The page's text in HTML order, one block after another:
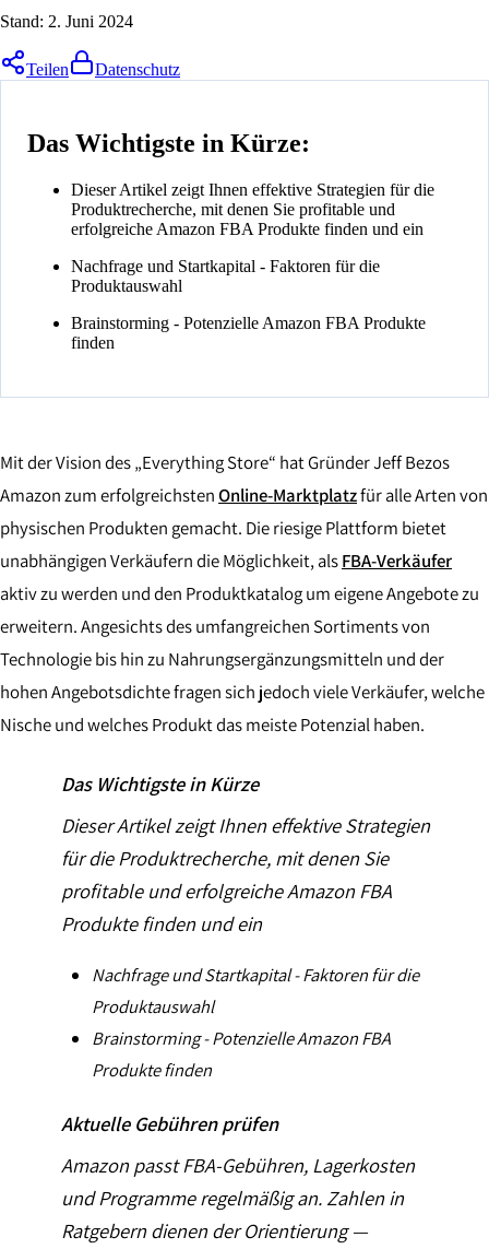
Stand: 2. Juni 2024
Teilen Datenschutz
Das Wichtigste in Kürze:
Dieser Artikel zeigt Ihnen effektive Strategien für die
Produktrecherche, mit denen Sie profitable und
erfolgreiche Amazon FBA Produkte finden und ein
Nachfrage und Startkapital - Faktoren für die
Produktauswahl
Brainstorming - Potenzielle Amazon FBA Produkte
finden
Mit der Vision des „Everything Store“ hat Gründer Jeff Bezos
Amazon zum erfolgreichstenOnline-Marktplatzfür alle Arten von
physischen Produkten gemacht. Die riesige Plattform bietet
unabhängigen Verkäufern die Möglichkeit, alsFBA-Verkäufer
aktiv zu werden und den Produktkatalog um eigene Angebote zu
erweitern. Angesichts des umfangreichen Sortiments von
Technologie bis hin zu Nahrungsergänzungsmitteln und der
hohen Angebotsdichte fragen sich jedoch viele Verkäufer, welche
Nische und welches Produkt das meiste Potenzial haben.
Das Wichtigste in Kürze
Dieser Artikel zeigt Ihnen effektive Strategien
für die Produktrecherche, mit denen Sie
profitable und erfolgreiche Amazon FBA
Produkte finden und ein
Nachfrage und Startkapital - Faktoren für die
Produktauswahl
Brainstorming - Potenzielle Amazon FBA
Produkte finden
Aktuelle Gebühren prüfen
Amazon passt FBA-Gebühren, Lagerkosten
und Programme regelmäßig an. Zahlen in
Ratgebern dienen der Orientierung —